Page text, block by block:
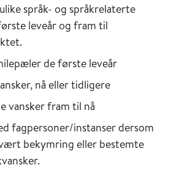
språk- og språkrelaterte
leveår og fram til
de første leveår
nå eller tidligere
vansker fram til nå
fagpersoner/instanser dersom
bekymring eller bestemte